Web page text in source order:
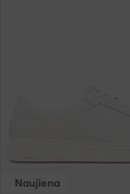
Naujiena